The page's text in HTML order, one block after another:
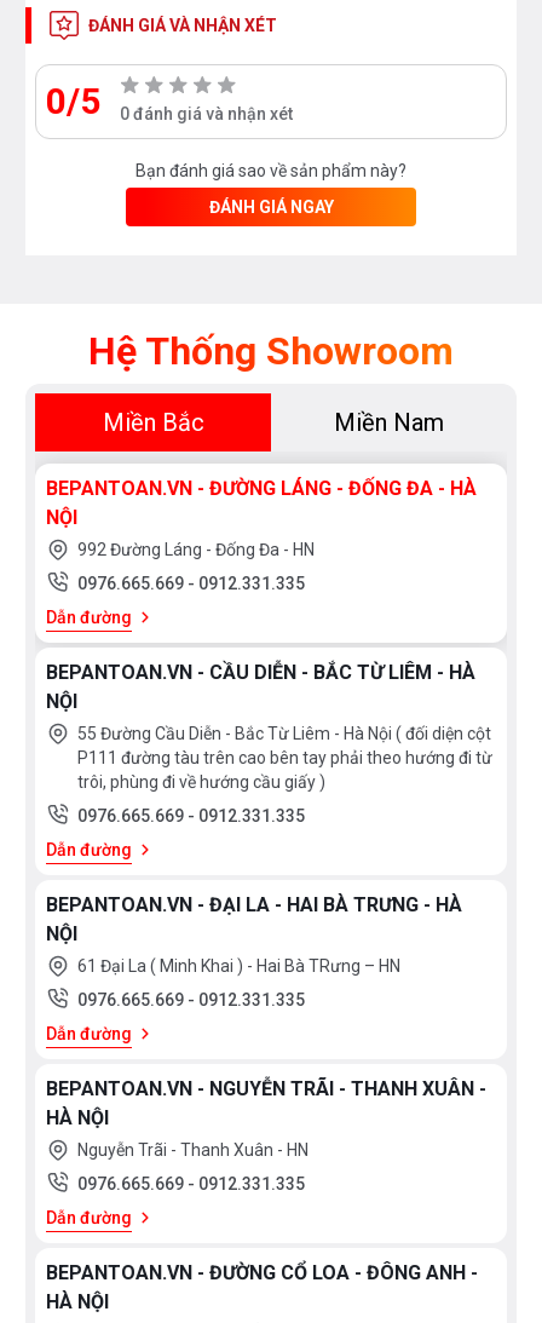
bẩn,chống chầy xước,độ bền lâu dài.
*Bát sen lớn:
dòng nước thành các giọt nước rơi từ trên cao xuống với
áp lực thích hợp giúp massgage toàn bộ cơ thể cho máu
lưu thông & tạo cảm giác thư giãn, dễ chịu nhất.
*Bát nhỏ cầm tay: Tay sen vuông vắn, sang trọng đồng
bộ với bát sen.có nhiều chế độ để bạn có thể chọn theo
ĐÁNH GIÁ VÀ NHẬN XÉT
0/5 0 đánh giá và nhận xét
Bạn đánh giá sao về sản phẩm này?
ĐÁNH GIÁ NGAY
Hệ Thống Showroom
Miền Bắc Miền Nam
BEPANTOAN.VN - ĐƯỜNG LÁNG - ĐỐNG ĐA - HÀ
NỘI
992 Đường Láng - Đống Đa - HN
0976.665.669 - 0912.331.335
Dẫn đường
BEPANTOAN.VN - CẦU DIỄN - BẮC TỪ LIÊM - HÀ
NỘI
55 Đường Cầu Diễn - Bắc Từ Liêm - Hà Nội ( đối diện cột
P111 đường tàu trên cao bên tay phải theo hướng đi từ
trôi, phùng đi về hướng cầu giấy )
0976.665.669 - 0912.331.335
Dẫn đường
BEPANTOAN.VN - ĐẠI LA - HAI BÀ TRƯNG - HÀ
NỘI
61 Đại La ( Minh Khai ) - Hai Bà TRưng – HN
0976.665.669 - 0912.331.335
Dẫn đường
BEPANTOAN.VN - NGUYỄN TRÃI - THANH XUÂN -
HÀ NỘI
Nguyễn Trãi - Thanh Xuân - HN
0976.665.669 - 0912.331.335
Dẫn đường
BEPANTOAN.VN - ĐƯỜNG CỔ LOA - ĐÔNG ANH -
HÀ NỘI